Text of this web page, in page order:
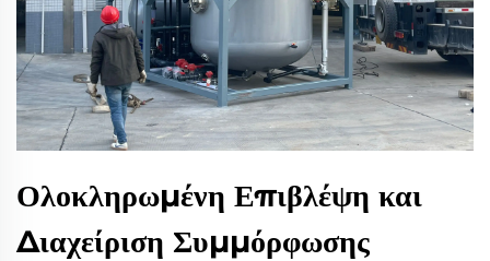
Ολοκληρωμένη Επιβλέψη και
Διαχείριση Συμμόρφωσης